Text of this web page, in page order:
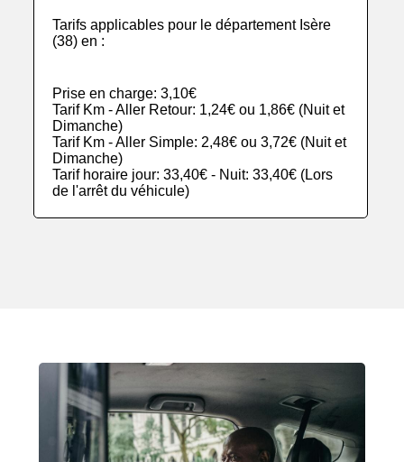
Tarifs applicables pour le département Isère
(38) en :
Prise en charge: 3,10€
Tarif Km - Aller Retour: 1,24€ ou 1,86€ (Nuit et
Dimanche)
Tarif Km - Aller Simple: 2,48€ ou 3,72€ (Nuit et
Dimanche)
Tarif horaire jour: 33,40€ - Nuit: 33,40€ (Lors
de l'arrêt du véhicule)